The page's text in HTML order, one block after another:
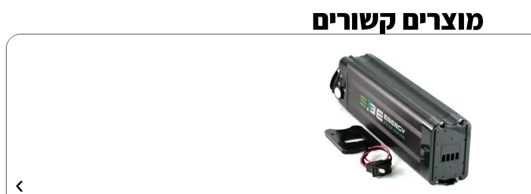
מוצרים קשורים